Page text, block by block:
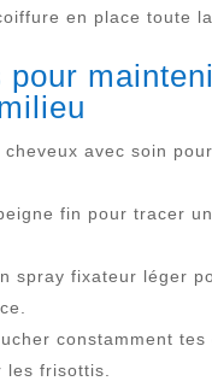
en place toute la
pour
cheveux avec soin
fin pour tracer
spray fixateur léger
constamment tes
les frisottis.